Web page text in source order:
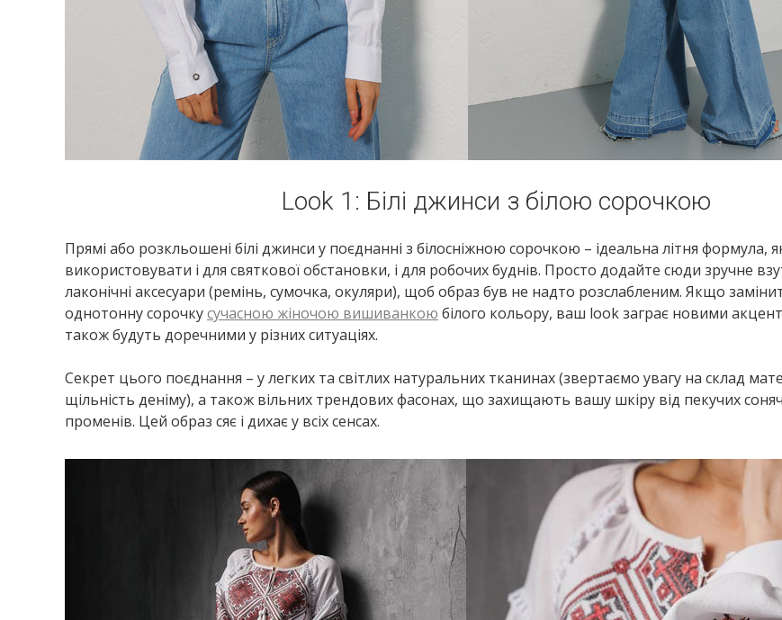
Look 1: Білі джинси з білою сорочкою
Прямі або розкльошені білі джинси у поєднанні з білосніжною сорочкою – ідеальна літня формула,
використовувати і для святкової обстановки, і для робочих буднів. Просто додайте сюди зручне
лаконічні аксесуари (ремінь, сумочка, окуляри), щоб образ був не надто розслабленим. Якщо
однотонну сорочкусучасною жіночою вишиванкою білого кольору, ваш look заграє новими
також будуть доречними у різних ситуаціях.
Секрет цього поєднання – у легких та світлих натуральних тканинах (звертаємо увагу на склад
щільність деніму), а також вільних трендових фасонах, що захищають вашу шкіру від пекучих
променів. Цей образ сяє і дихає у всіх сенсах.